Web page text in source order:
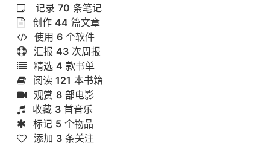
记录 70 条笔记
创作 44 篇文章
使用 6 个软件
汇报 43 次周报
精选 4 款书单
阅读 121 本书籍
观赏 8 部电影
收藏 3 首音乐
标记 5 个物品
添加 3 条关注